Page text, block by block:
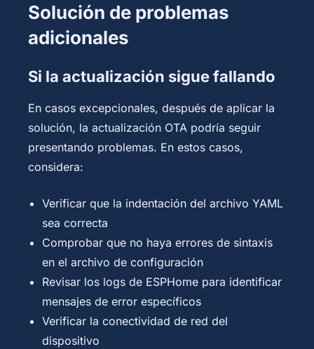
Solución de problemas
adicionales
Si la actualización sigue fallando
En casos excepcionales, después de aplicar la
solución, la actualización OTA podría seguir
presentando problemas. En estos casos,
considera:
Verificar que la indentación del archivo YAML
sea correcta
Comprobar que no haya errores de sintaxis
en el archivo de configuración
Revisar los logs de ESPHome para identificar
mensajes de error específicos
Verificar la conectividad de red del
dispositivo